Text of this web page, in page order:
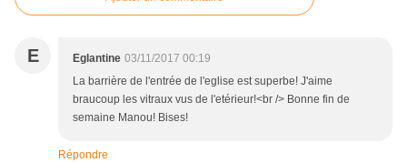
E Eglantine 03/11/2017 00:19
La barrière de l'entrée de l'eglise est superbe! J'aime
braucoup les vitraux vus de l'etérieur!<br /> Bonne fin de
semaine Manou! Bises!
Répondre